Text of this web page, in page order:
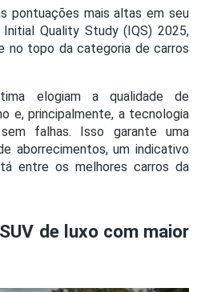
pontuações mais altas em seu
Quality Study (IQS) 2025,
no topo da categoria de carros
elogiam a qualidade de
e, principalmente, a tecnologia
falhas. Isso garante uma
aborrecimentos, um indicativo
entre os melhores carros da
de luxo com maior